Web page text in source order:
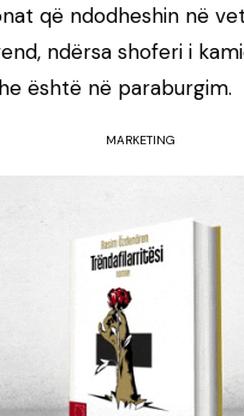
që ndodheshin në
ndërsa shoferi i
është në paraburgim.
MARKETING